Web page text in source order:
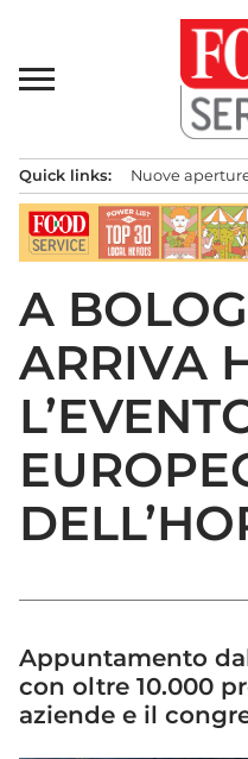
contenuto
principale
Quick links: Nuove
A
ARRIVA
Appuntamento
con oltre 10.000
aziende e il